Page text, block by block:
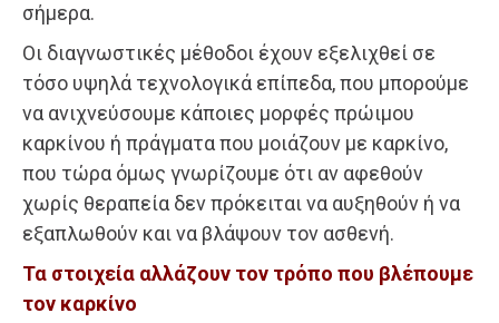
σήμερα.
Οι διαγνωστικές μέθοδοι έχουν εξελιχθεί σε
τόσο υψηλά τεχνολογικά επίπεδα, που μπορούμε
να ανιχνεύσουμε κάποιες μορφές πρώιμου
καρκίνου ή πράγματα που μοιάζουν με καρκίνο,
που τώρα όμως γνωρίζουμε ότι αν αφεθούν
χωρίς θεραπεία δεν πρόκειται να αυξηθούν ή να
εξαπλωθούν και να βλάψουν τον ασθενή.
Τα στοιχεία αλλάζουν τον τρόπο που βλέπουμε
τον καρκίνο